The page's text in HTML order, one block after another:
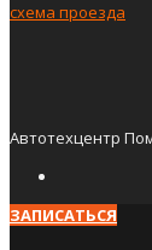
схема проезда
Автотехцентр
ЗАПИСАТЬСЯ